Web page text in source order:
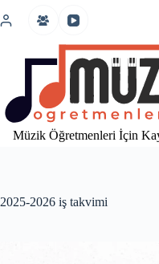
atla
Müzik Öğretmenleri İçin
2025-2026 iş takvimi